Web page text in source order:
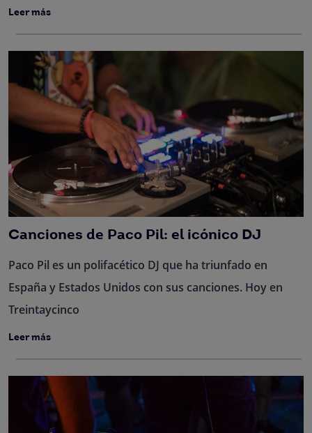
Leer más
Canciones de Paco Pil: el icónico DJ
Paco Pil es un polifacético DJ que ha triunfado en
España y Estados Unidos con sus canciones. Hoy en
Treintaycinco
Leer más